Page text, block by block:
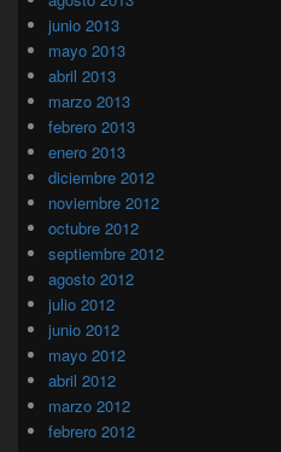
junio 2013
mayo 2013
abril 2013
marzo 2013
febrero 2013
enero 2013
diciembre 2012
noviembre 2012
octubre 2012
septiembre 2012
agosto 2012
julio 2012
junio 2012
mayo 2012
abril 2012
marzo 2012
febrero 2012